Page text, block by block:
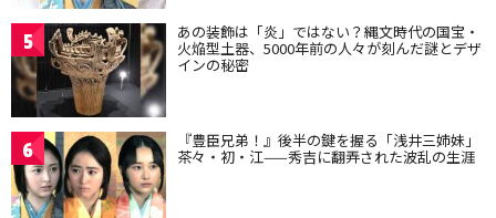
5 あの装飾は「炎」ではない？縄文時代の国宝・
火焔型土器、5000年前の人々が刻んだ謎とデザ
インの秘密
6 『豊臣兄弟！』後半の鍵を握る「浅井三姉妹」
茶々・初・江——秀吉に翻弄された波乱の生涯